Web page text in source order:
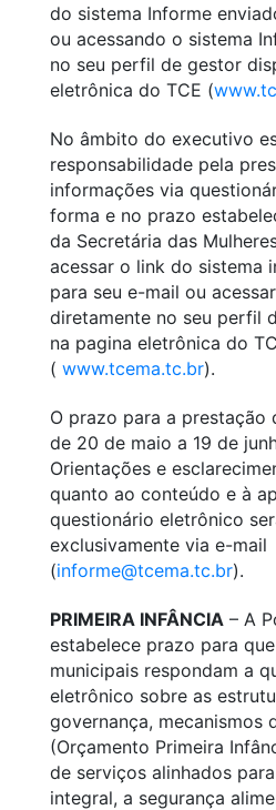
do sistema Informe
ou acessando o sistema
no seu perfil de gestor
eletrônica do TCE (
No âmbito do executivo
responsabilidade pela
informações via
forma e no prazo
da Secretária das
acessar o link do sistema
para seu e-mail ou
diretamente no seu perfil
na pagina eletrônica do
( www.tcema.tc.br).
O prazo para a prestação
de 20 de maio a 19 de
Orientações e
quanto ao conteúdo e à
questionário eletrônico
exclusivamente via e-mail
(informe@tcema.tc.br).
PRIMEIRA INFÂNCIA – A
estabelece prazo para
municipais respondam a
eletrônico sobre as
governança, mecanismos
(Orçamento Primeira
de serviços alinhados
integral, a segurança